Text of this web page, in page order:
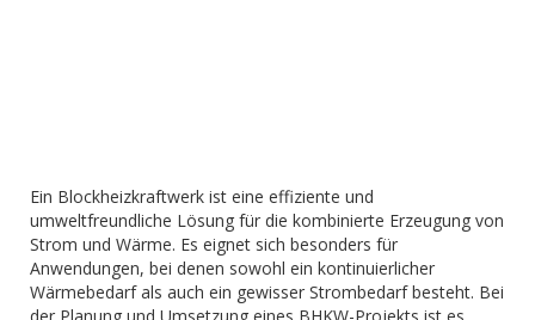
Ein Blockheizkraftwerk ist eine effiziente und
umweltfreundliche Lösung für die kombinierte Erzeugung von
Strom und Wärme. Es eignet sich besonders für
Anwendungen, bei denen sowohl ein kontinuierlicher
Wärmebedarf als auch ein gewisser Strombedarf besteht. Bei
der Planung und Umsetzung eines BHKW-Projekts ist es